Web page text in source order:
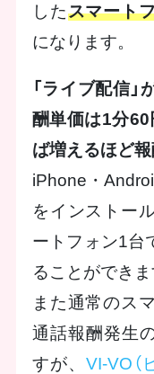
したスマート
になります。
「ライブ配信
酬単価は1分
ば増えるほど報
iPhone・
をインストー
ートフォン1台
ることができま
また通常のス
通話報酬発生
すが、VI-VO（